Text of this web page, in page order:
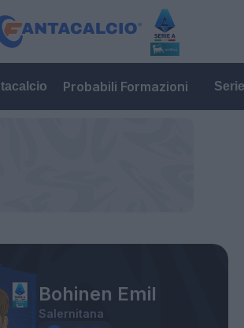
Probabili Formazioni
Bohinen Emil
Salernitana